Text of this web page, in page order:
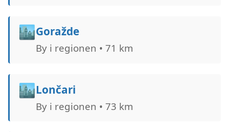
🏙️Goražde
By i regionen • 71 km
🏙️Lončari
By i regionen • 73 km